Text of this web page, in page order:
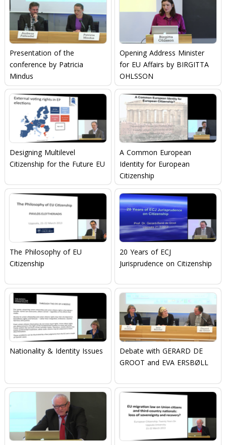
Presentation of the
conference by Patricia
Mindus
Opening Address Minister
for EU Affairs by BIRGITTA
OHLSSON
Designing Multilevel
Citizenship for the Future EU
A Common European
Identity for European
Citizenship
The Philosophy of EU
Citizenship
20 Years of ECJ
Jurisprudence on Citizenship
Nationality & Identity Issues
Debate with GERARD DE
GROOT and EVA ERSBØLL